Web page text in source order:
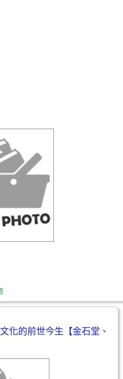
化的前世今生【金石堂、